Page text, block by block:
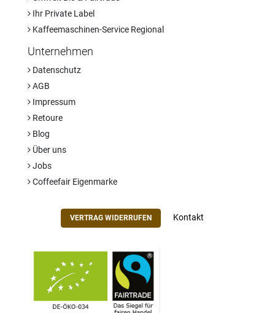
Ihr Private Label
Kaffeemaschinen-Service Regional
Unternehmen
Datenschutz
AGB
Impressum
Retoure
Blog
Über uns
Jobs
Coffeefair Eigenmarke
VERTRAG WIDERRUFEN Kontakt